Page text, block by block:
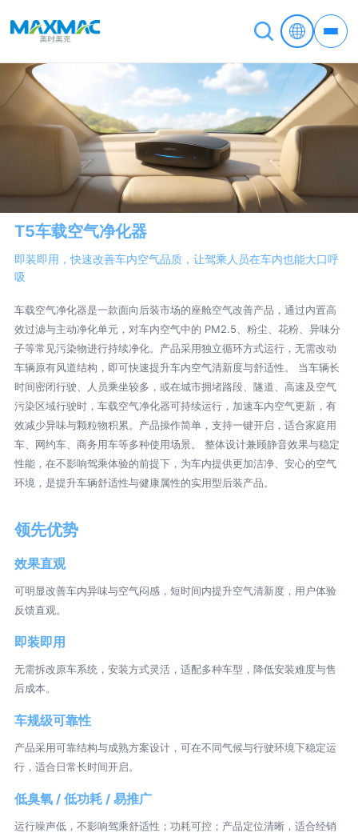
T5车载空气净化器
即装即用，快速改善车内空气品质，让驾乘人员在车内也能大口呼
吸
车载空气净化器是一款面向后装市场的座舱空气改善产品，通过内置高
效过滤与主动净化单元，对车内空气中的 PM2.5、粉尘、花粉、异味分
子等常见污染物进行持续净化。产品采用独立循环方式运行，无需改动
车辆原有风道结构，即可快速提升车内空气清新度与舒适性。 当车辆长
时间密闭行驶、人员乘坐较多，或在城市拥堵路段、隧道、高速及空气
污染区域行驶时，车载空气净化器可持续运行，加速车内空气更新，有
效减少异味与颗粒物积累。产品操作简单，支持一键开启，适合家庭用
车、网约车、商务用车等多种使用场景。 整体设计兼顾静音效果与稳定
性能，在不影响驾乘体验的前提下，为车内提供更加洁净、安心的空气
环境，是提升车辆舒适性与健康属性的实用型后装产品。
领先优势
效果直观
可明显改善车内异味与空气闷感，短时间内提升空气清新度，用户体验
反馈直观。
即装即用
无需拆改原车系统，安装方式灵活，适配多种车型，降低安装难度与售
后成本。
车规级可靠性
产品采用可靠结构与成熟方案设计，可在不同气候与行驶环境下稳定运
行，适合日常长时间开启。
低臭氧 / 低功耗 / 易推广
运行噪声低，不影响驾乘舒适性；功耗可控；产品定位清晰，适合经销